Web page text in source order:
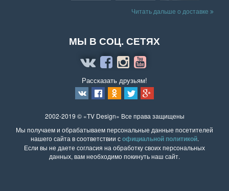
Читать дальше о доставке
МЫ В СОЦ. СЕТЯХ
Рассказать друзьям!
2002-2019 © «TV Design» Все права защищены
Мы получаем и обрабатываем персональные данные посетителей
нашего сайта в соответствии софициальной политикой.
Если вы не даете согласия на обработку своих персональных
данных, вам необходимо покинуть наш сайт.